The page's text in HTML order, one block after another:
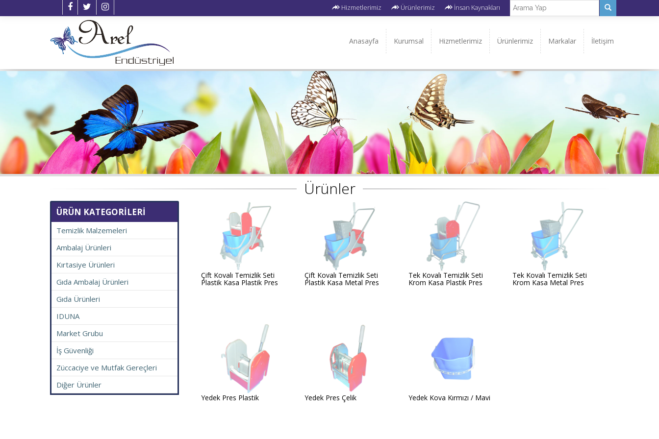
Hizmetlerimiz Ürünlerimiz İnsan Kaynakları
Anasayfa Kurumsal Hizmetlerimiz Ürünlerimiz Markalar İletişim
Ürünler
ÜRÜN KATEGORİLERİ
Temizlik Malzemeleri
Ambalaj Ürünleri
Kırtasiye Ürünleri
Gıda Ambalaj Ürünleri
Gıda Ürünleri
IDUNA
Market Grubu
İş Güvenliği
Züccaciye ve Mutfak Gereçleri
Diğer Ürünler
Çift Kovalı Temizlik Seti
Plastik Kasa Plastik Pres
Çift Kovalı Temizlik Seti
Plastik Kasa Metal Pres
Tek Kovalı Temizlik Seti
Krom Kasa Plastik Pres
Tek Kovalı Temizlik Seti
Krom Kasa Metal Pres
Yedek Pres Plastik Yedek Pres Çelik Yedek Kova Kırmızı / Mavi